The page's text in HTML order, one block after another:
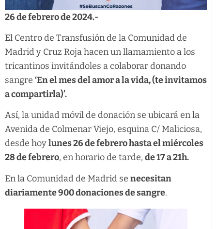
26 de febrero de 2024.-
El Centro de Transfusión de la Comunidad de
Madrid y Cruz Roja hacen un llamamiento a los
tricantinos invitándoles a colaborar donando
sangre ‘En el mes del amor a la vida, (te invitamos
a compartirla)’.
Así, la unidad móvil de donación se ubicará en la
Avenida de Colmenar Viejo, esquina C/ Maliciosa,
desde hoylunes 26 de febrero hasta el miércoles
28 de febrero, en horario de tarde, de 17 a 21h.
En la Comunidad de Madrid se necesitan
diariamente 900 donaciones de sangre.